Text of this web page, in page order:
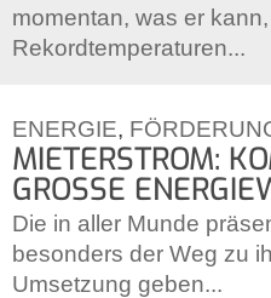
momentan, was er
Rekordtemperaturen...
ENERGIE,
MIETERSTROM:
GROSSE
Die in aller Munde
besonders der Weg zu
Umsetzung geben...